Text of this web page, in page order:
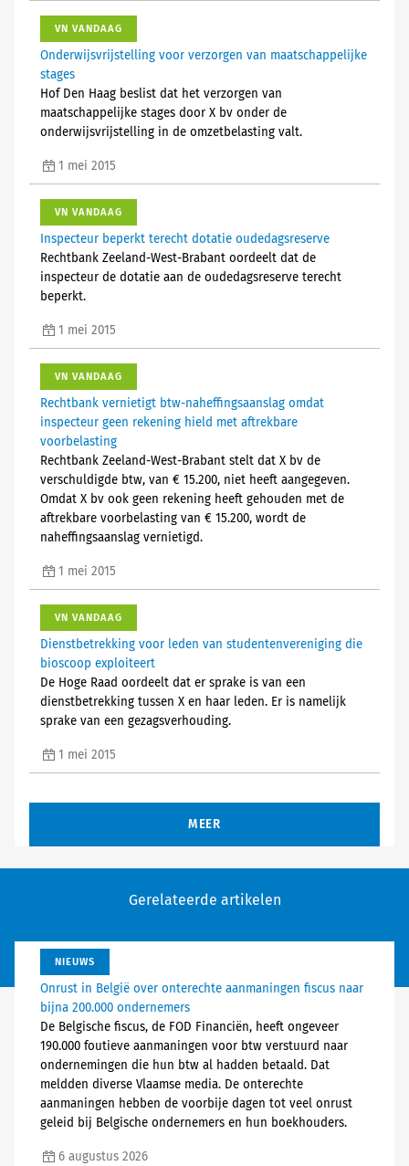
VN VANDAAG
Onderwijsvrijstelling voor verzorgen van maatschappelijke
stages
Hof Den Haag beslist dat het verzorgen van
maatschappelijke stages door X bv onder de
onderwijsvrijstelling in de omzetbelasting valt.
1 mei 2015
VN VANDAAG
Inspecteur beperkt terecht dotatie oudedagsreserve
Rechtbank Zeeland-West-Brabant oordeelt dat de
inspecteur de dotatie aan de oudedagsreserve terecht
beperkt.
1 mei 2015
VN VANDAAG
Rechtbank vernietigt btw-naheffingsaanslag omdat
inspecteur geen rekening hield met aftrekbare
voorbelasting
Rechtbank Zeeland-West-Brabant stelt dat X bv de
verschuldigde btw, van € 15.200, niet heeft aangegeven.
Omdat X bv ook geen rekening heeft gehouden met de
aftrekbare voorbelasting van € 15.200, wordt de
naheffingsaanslag vernietigd.
1 mei 2015
VN VANDAAG
Dienstbetrekking voor leden van studentenvereniging die
bioscoop exploiteert
De Hoge Raad oordeelt dat er sprake is van een
dienstbetrekking tussen X en haar leden. Er is namelijk
sprake van een gezagsverhouding.
1 mei 2015
MEER
Gerelateerde artikelen
NIEUWS
Onrust in België over onterechte aanmaningen fiscus naar
bijna 200.000 ondernemers
De Belgische fiscus, de FOD Financiën, heeft ongeveer
190.000 foutieve aanmaningen voor btw verstuurd naar
ondernemingen die hun btw al hadden betaald. Dat
meldden diverse Vlaamse media. De onterechte
aanmaningen hebben de voorbije dagen tot veel onrust
geleid bij Belgische ondernemers en hun boekhouders.
6 augustus 2026